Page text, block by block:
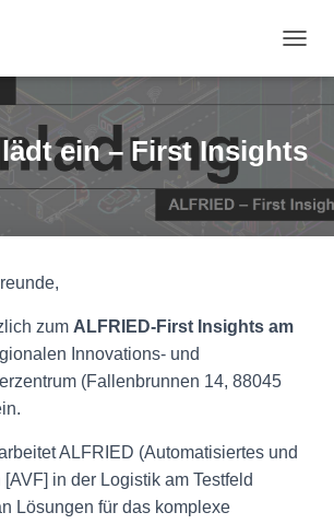
A
A
I
O
N
ein – First Insights
zum ALFRIED-First Insights am
Innovations- und
(Fallenbrunnen 14, 88045
ALFRIED (Automatisiertes und
in der Logistik am Testfeld
Lösungen für das komplexe